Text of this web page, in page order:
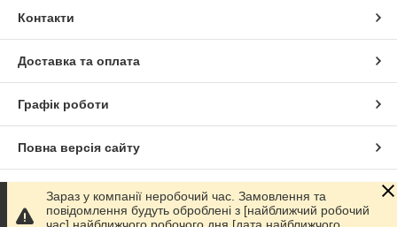
Контакти
Доставка та оплата
Графік роботи
Повна версія сайту
Сайт створено на маркетплейсіProm.ua
Зараз у компанії неробочий час. Замовлення та
повідомлення будуть оброблені з [найближчий робочий